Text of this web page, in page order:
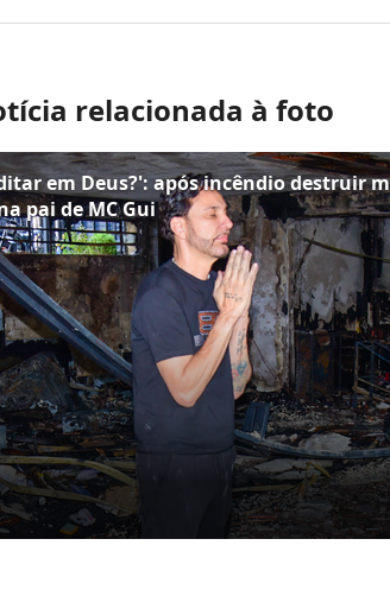
relacionada à foto
em Deus?': após incêndio destruir
pai de MC Gui